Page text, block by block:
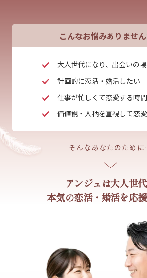
こんなお悩みありません
大人世代になり、出会いの
計画的に恋活・婚活したい
仕事が忙しくて恋愛する時
価値観・人柄を重視して恋
そんなあなたのため
アンジュは大人世
本気の恋活・婚活を応